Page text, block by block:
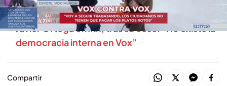
presidente
Javier Ortega Smith, tras su cese: “No existe la
democracia interna en Vox”
Compartir